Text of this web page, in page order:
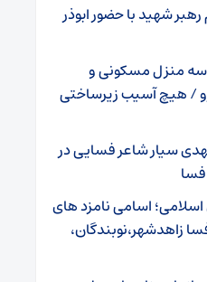
شهید با حضور ابوذر
منزل مسکونی و
/ هیچ آسیب زیرساختی
سیار شاعر فسایی در
اسامی نامزد های
زاهدشهر،نوبندگان،